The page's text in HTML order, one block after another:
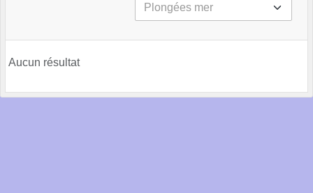
Aucun résultat